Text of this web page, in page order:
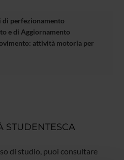
di perfezionamento
e di Aggiornamento
attività motoria per
STUDENTESCA
di studio, puoi consultare